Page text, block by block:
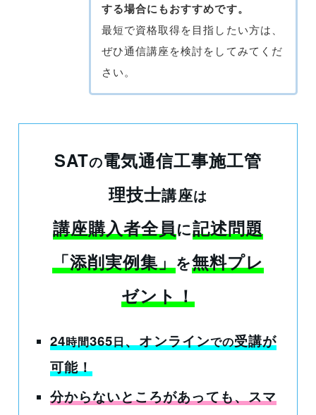
する場合にもおすすめです。
最短で資格取得を目指したい方は、
ぜひ通信講座を検討をしてみてくだ
さい。
SATの電気通信工事施工管
理技士講座は
講座購入者全員に記述問題
「添削実例集」を無料プレ
ゼント！
24時間365日、オンラインでの受講が
可能！
分からないところがあっても、スマ